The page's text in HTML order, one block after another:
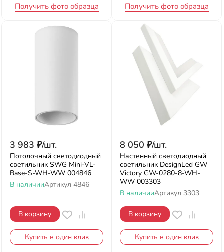
Получить фото образца Получить фото образца
3 983 ₽/шт.
Потолочный светодиодный
светильник SWG Mini-VL-
Base-S-WH-WW 004846
В наличииАртикул 4846
В корзину
Купить в один клик
8 050 ₽/шт.
Настенный светодиодный
светильник DesignLed GW
Victory GW-0280-8-WH-
WW 003303
В наличииАртикул 3303
В корзину
Купить в один клик